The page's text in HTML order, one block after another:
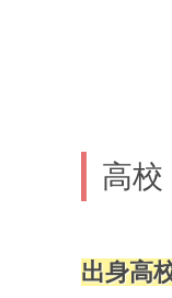
高校
出身高